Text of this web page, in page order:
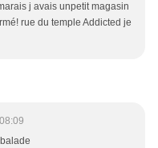
j avais unpetit magasin
rue du temple Addicted je